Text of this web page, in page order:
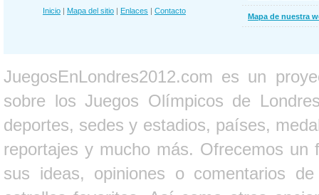
Inicio | Mapa del sitio | Enlaces | Contacto
Mapa de nuestra
JuegosEnLondres2012.com es un
sobre los Juegos Olímpicos de
deportes, sedes y estadios, países,
reportajes y mucho más. Ofrecemos un
sus ideas, opiniones o comentarios